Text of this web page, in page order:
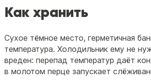
Как хранить
Сухое тёмное место, герметичная
температура. Холодильник ему не
вреден: перепад температур даёт
в молотом перце запускает